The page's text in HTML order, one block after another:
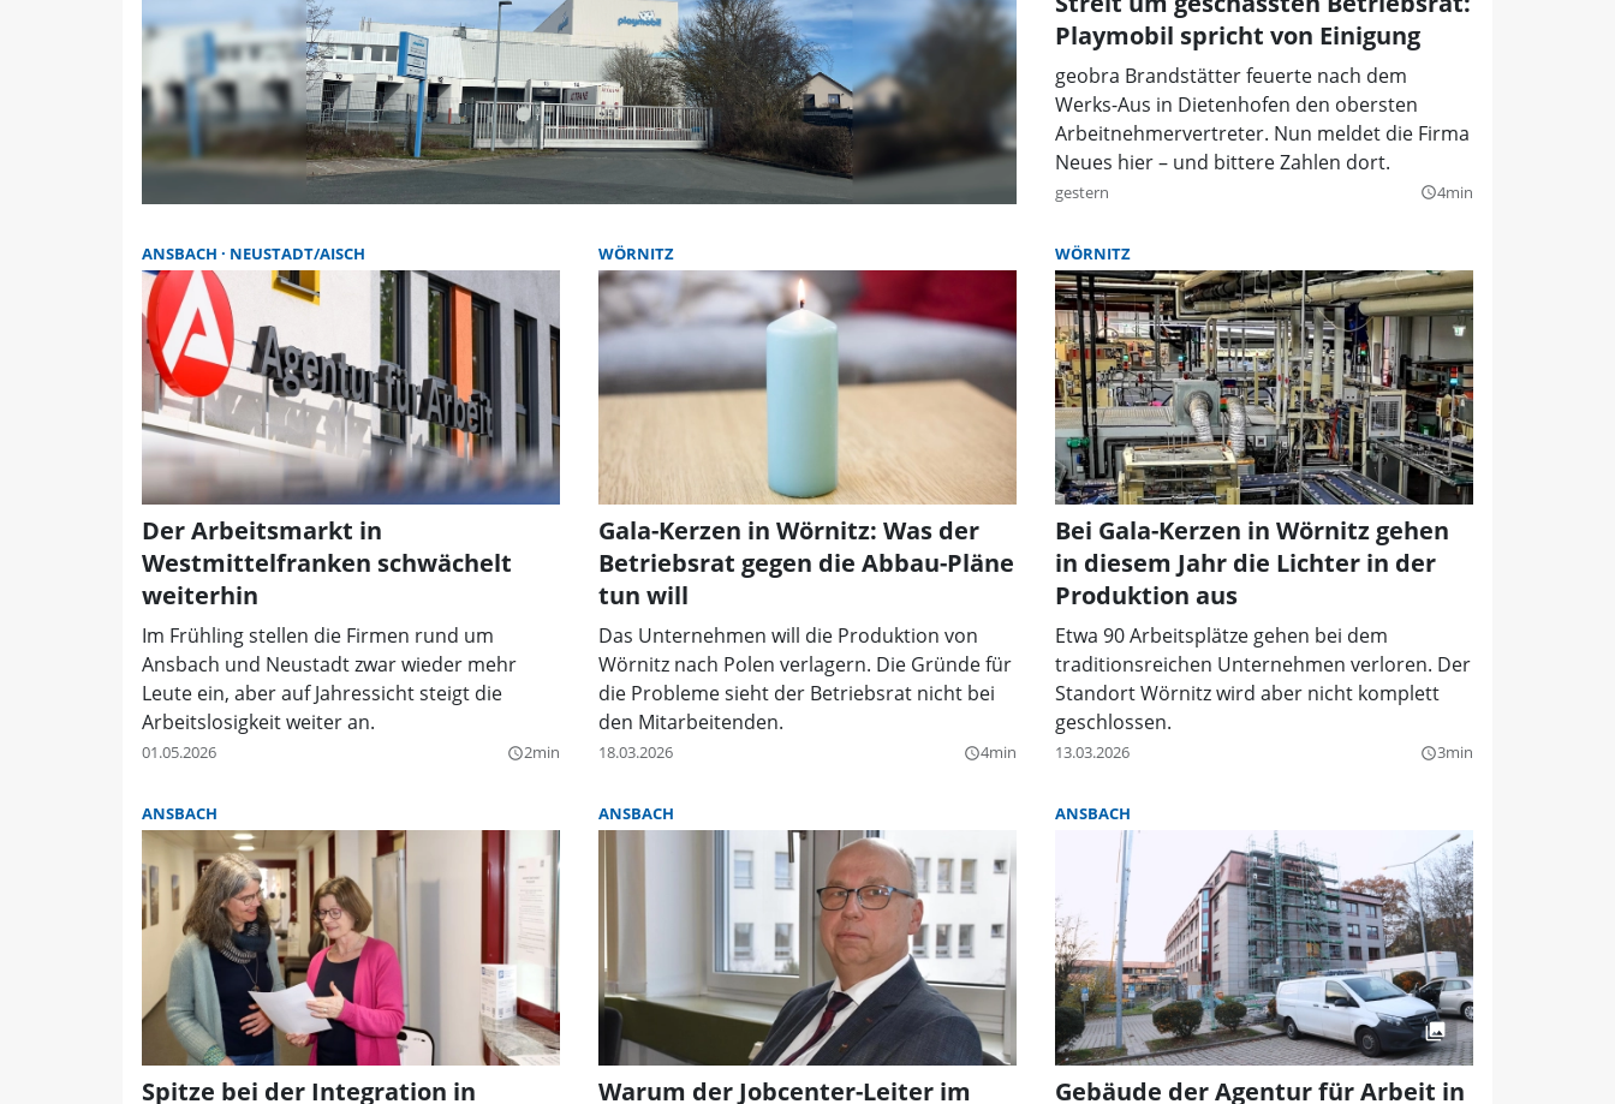
Playmobil spricht von Einigung
geobra Brandstätter feuerte nach dem
Werks-Aus in Dietenhofen den obersten
Arbeitnehmervertreter. Nun meldet die Firma
Neues hier – und bittere Zahlen dort.
gestern query_builder4min
ANSBACH NEUSTADT/AISCH
Der Arbeitsmarkt in
Westmittelfranken schwächelt
weiterhin
Im Frühling stellen die Firmen rund um
Ansbach und Neustadt zwar wieder mehr
Leute ein, aber auf Jahressicht steigt die
Arbeitslosigkeit weiter an.
01.05.2026 query_builder2min
WÖRNITZ
Gala-Kerzen in Wörnitz: Was der
Betriebsrat gegen die Abbau-Pläne
tun will
Das Unternehmen will die Produktion von
Wörnitz nach Polen verlagern. Die Gründe für
die Probleme sieht der Betriebsrat nicht bei
den Mitarbeitenden.
18.03.2026 query_builder4min
WÖRNITZ
Bei Gala-Kerzen in Wörnitz gehen
in diesem Jahr die Lichter in der
Produktion aus
Etwa 90 Arbeitsplätze gehen bei dem
traditionsreichen Unternehmen verloren. Der
Standort Wörnitz wird aber nicht komplett
geschlossen.
13.03.2026 query_builder3min
ANSBACH
Spitze bei der Integration in
ANSBACH
Warum der Jobcenter-Leiter im
ANSBACH
Gebäude der Agentur für Arbeit in